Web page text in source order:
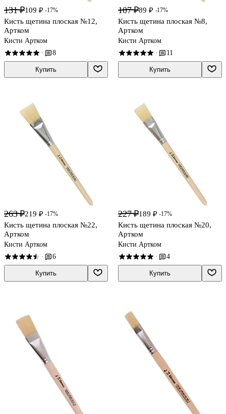
131 ₽109 ₽ -17%
Кисть щетина плоская №12,
Артком
Кисти Артком
· 8
Купить
107 ₽89 ₽ -17%
Кисть щетина плоская №8,
Артком
Кисти Артком
· 11
Купить
263 ₽219 ₽ -17%
Кисть щетина плоская №22,
Артком
Кисти Артком
· 6
Купить
227 ₽189 ₽ -17%
Кисть щетина плоская №20,
Артком
Кисти Артком
· 4
Купить